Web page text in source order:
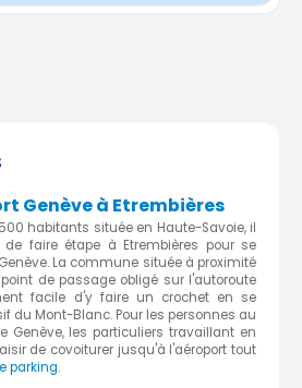
Genève à Etrembières
habitants située en Haute-Savoie, il
de faire étape à Etrembières pour se
La commune située à proximité
de passage obligé sur l'autoroute
facile d'y faire un crochet en se
du Mont-Blanc. Pour les personnes au
Genève, les particuliers travaillant en
de covoiturer jusqu'à l'aéroport tout
parking.